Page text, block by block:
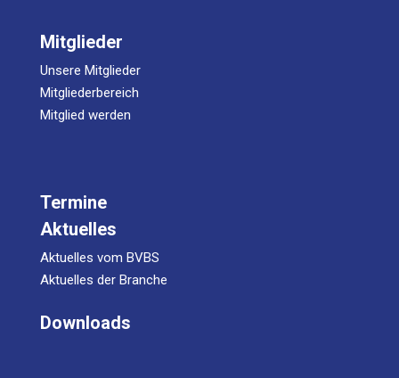
Mitglieder
Unsere Mitglieder
Mitgliederbereich
Mitglied werden
Termine
Aktuelles
Aktuelles vom BVBS
Aktuelles der Branche
Downloads